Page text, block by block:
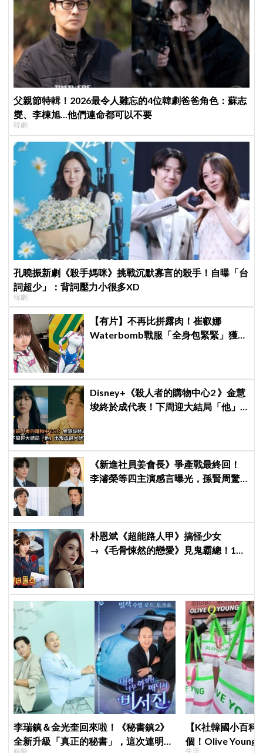
父親節特輯！2026最令人難忘的4位韓劇爸爸角色：蘇志
燮、李棟旭...他們連命都可以不要
韓劇
孔曉振新劇《殺手媽咪》挑戰沉默寡言的殺手！自曝「台
詞超少」：背詞壓力小很多XD
韓劇
【有片】不再比拼露肉！崔叡娜
Waterbomb戰服「全身包緊緊」獲好
Disney+《殺人者的購物中心2 》金慧
埈終於成代表！下周迎大結局「他」
《新進社員姜會長》爭產戰最終回！
李濬榮等四主演感言曝光，孫賢周驚
朴恩斌《超能路人甲》搞怪少女
→《毛骨悚然的戀愛》見鬼霸總！180
李瑞鎮＆金光奎回來啦！《秘書鎮2》
全新升級「真正的秘書」，這次連明星
綜藝
【K社韓國小百
個！Olive Young
生活